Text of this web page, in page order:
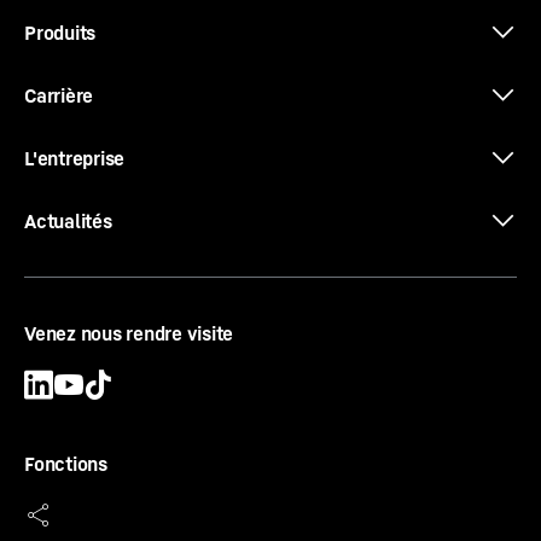
Produits
Carrière
L'entreprise
Actualités
Venez nous rendre visite
Fonctions